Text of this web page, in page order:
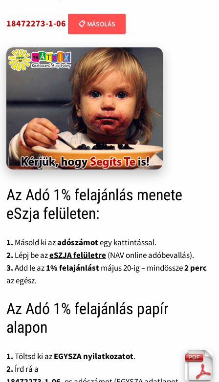
18472273-1-06 📋 MÁSOLÁS
Az Adó 1% felajánlás menete
eSzja felületen:
1. Másold ki azadószámotegy kattintással.
2. Lépj be azeSZJA felületre(NAV online adóbevallás).
3.Add le az1% felajánlástmájus 20-ig – mindössze2 perc
az egész.
Az Adó 1% felajánlás papír
alapon
1.Töltsd ki azEGYSZA nyilatkozatot.
2. Írd rá a